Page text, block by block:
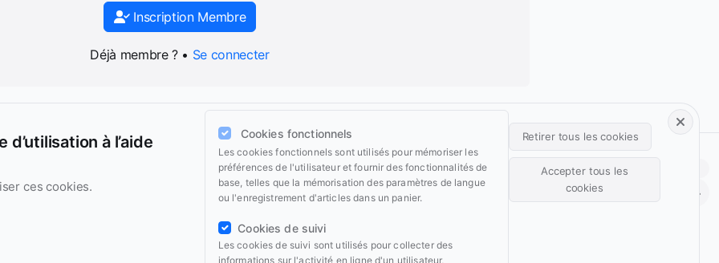
Inscription Membre
Déjà membre ? • Se connecter
Footer • Navigation principale
Services
Wiki
Footer • Navigation secondaire
Parcours Light
à l’aide
ces cookies.
Cookies fonctionnels
Les cookies fonctionnels sont utilisés pour mémoriser les
préférences de l'utilisateur et fournir des fonctionnalités de
base, telles que la mémorisation des paramètres de langue
ou l'enregistrement d'articles dans un panier.
Cookies de suivi
Les cookies de suivi sont utilisés pour collecter des
informations sur l'activité en ligne d'un utilisateur,
Retirer tous les cookies
Accepter tous les
cookies